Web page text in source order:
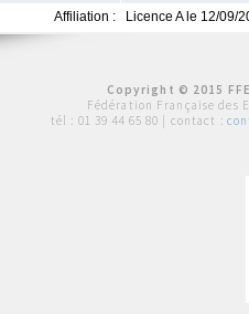
Affiliation :
Licence A le 12/09/
Copyright © 2015
Fédération Française des
tél : 01 39 44 65 80 | contact :